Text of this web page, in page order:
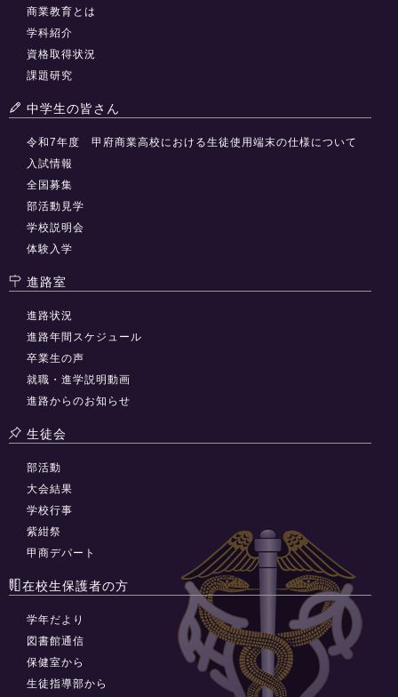
商業教育とは
学科紹介
資格取得状況
課題研究
中学生の皆さん
令和7年度 甲府商業高校における生徒使用端末の仕様について
入試情報
全国募集
部活動見学
学校説明会
体験入学
進路室
進路状況
進路年間スケジュール
卒業生の声
就職・進学説明動画
進路からのお知らせ
生徒会
部活動
大会結果
学校行事
紫紺祭
甲商デパート
在校生保護者の方
学年だより
図書館通信
保健室から
生徒指導部から